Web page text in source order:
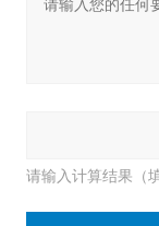
请输入计算结果（